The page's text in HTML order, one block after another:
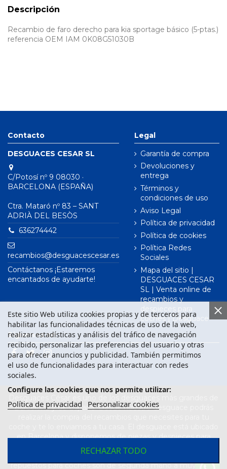
Descripción
Recambio de faro derecho para kia sportage básico (5-ptas.)
referencia OEM IAM 0K08G51030B
Contacto
DESGUACES CESAR SL
C/Potosí nº 9 08030 ·
BARCELONA (ESPAÑA)
Ctra. Mataró nº 83 – SANT
ADRIÀ DEL BESÒS
636274442
recambios@desguacescesar.es
Contáctanos ¡Estaremos
encantados de ayudarte!
Legal
Garantía de compra
Devoluciones y
entrega
Términos y
condiciones de uso
Aviso Legal
Política de privacidad
Política de cookies
Política Redes
Sociales
Mapa del sitio |
DESGUACES CESAR
SL | Venta online de
recambios y
despieces para
coches | Desguace
Este sitio Web utiliza cookies propias y de terceros para
habilitar las funcionalidades técnicas de uso de la web,
realizar estadísticas y análisis del tráfico de navegación
recibido, personalizar las preferencias del usuario y otras
para ofrecer anuncios y publicidad. También permitimos
el uso de funcionalidades para interactuar con redes
sociales.
Configure las cookies que nos permite utilizar:
Política de privacidad Personalizar cookies
RECHAZAR TODO
Síguenos en
Barcelona y de España. Desde nuestro desguace podrás
en Barcelona y disponemos de piezas y despieces para
todas las marcas de vehículos. Compra el recambio que
necesitas para tu coche en nuestro desguace. Los
repuestos para coches son de segunda mano a muy buen